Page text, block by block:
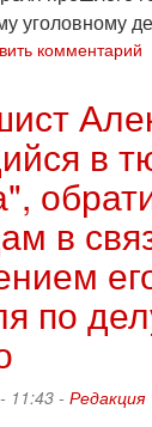
уголовному
комментарий
в
в
по
11:43 - Редакция